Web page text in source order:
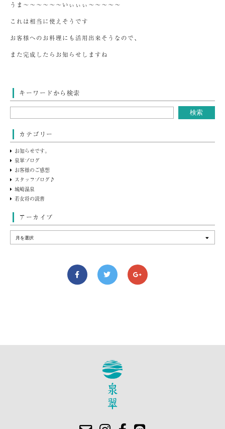
うま～～～～～～いぃぃぃ～～～～～
これは相当に使えそうです
お客様へのお料理にも活用出来そうなので、
また完成したらお知らせしますね
キーワードから検索
カテゴリー
お知らせです。
泉翠ブログ
お客様のご感想
スタッフブログ♪
城崎温泉
若女将の読書
アーカイブ